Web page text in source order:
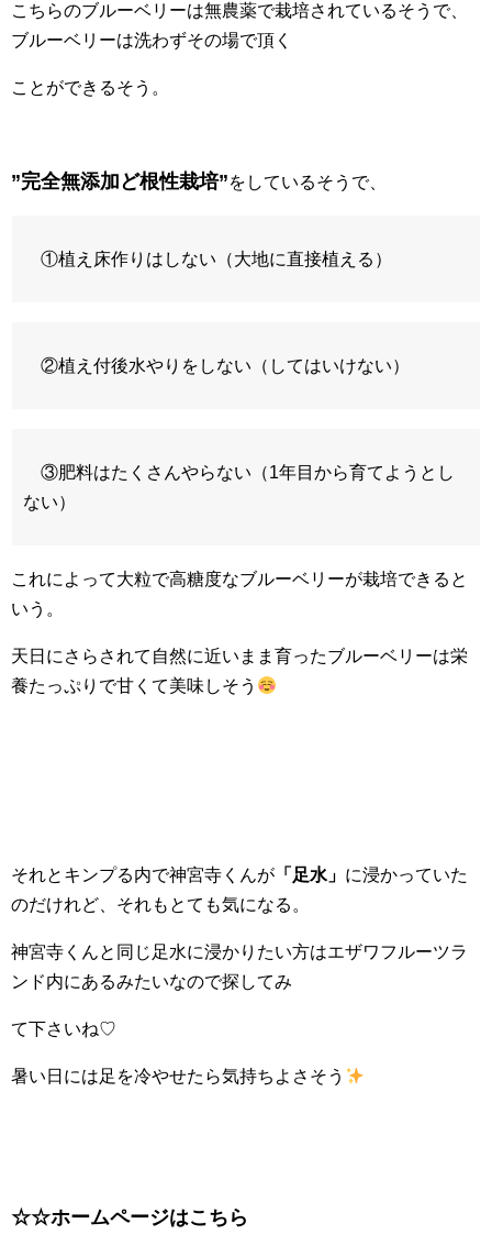
こちらのブルーベリーは無農薬で栽培されているそうで、
ブルーベリーは洗わずその場で頂く
ことができるそう。
”完全無添加ど根性栽培”を しているそうで、
①植え床作りはしない（大地に直接植える）
②植え付後水やりをしない（してはいけない）
③肥料はたくさんやらない（1年目から育てようとし
ない）
これによって大粒で高糖度なブルーベリーが栽培できると
いう。
天日にさらされて自然に近いまま育ったブルーベリーは栄
養たっぷりで甘くて美味しそう
それとキンプる内で神宮寺くんが 「足水」 に浸かっていた
のだけれど、それもとても気になる。
神宮寺くんと同じ足水に浸かりたい方はエザワフルーツラ
ンド内にあるみたいなので探してみ
て下さいね♡
暑い日には足を冷やせたら気持ちよさそう
☆☆ホームページはこちら